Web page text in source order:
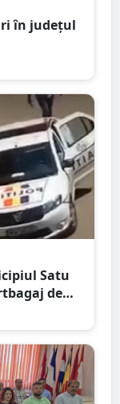
în județul
Satu
de